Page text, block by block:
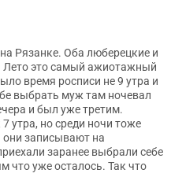
Рязанке. Оба люберецкие и
Лето это самый ажиотажный
время росписи не 9 утра и
выбрать муж там ночевал
и был уже третим.
утра, но среди ночи тоже
они записывают на
заранее выбрали себе
что уже осталось. Так что